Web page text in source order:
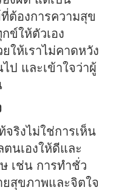
ต้องการความสุข
ข์ให้ตัวเอง
ให้เราไม่คาดหวัง
ป และเข้าใจว่าผู้
จริงไม่ใช่การเห็น
นเองให้ดีและ
เช่น การทำชั่ว
ยสุขภาพและจิตใจ